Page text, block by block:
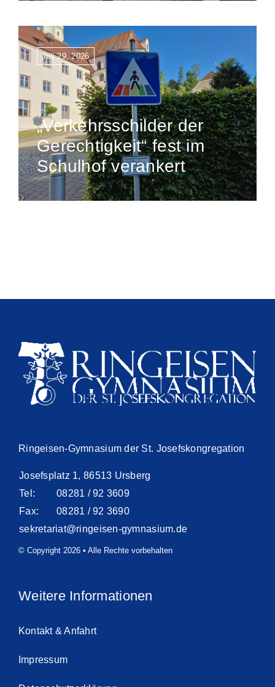
Juli 29, 2026
„Verkehrsschilder der
Gerechtigkeit“ fest im
Schulhof verankert
Ringeisen-Gymnasium der St. Josefskongregation
Josefsplatz 1, 86513 Ursberg
Tel:
08281 / 92 3609
Fax:
08281 / 92 3690
sekretariat@ringeisen-gymnasium.de
© Copyright 2026 • Alle Rechte vorbehalten
Weitere Informationen
Kontakt & Anfahrt
Impressum